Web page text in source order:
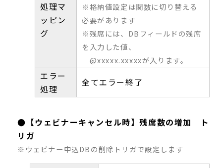
処理マ
ッピン
グ
※格納値設定は関数に切り替える
必要があります
※残席には、DBフィールドの残席
を入力した値、
@xxxxx.xxxxxが入ります。
エラー
処理
全てエラー終了
●【ウェビナーキャンセル時】残席数の増加 ト
リガ
※ウェビナー申込DBの削除トリガで設定します